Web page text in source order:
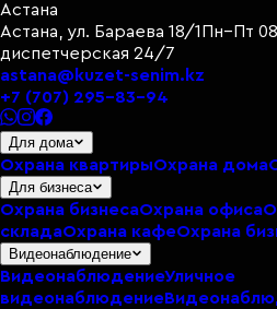
Астана
Астана, ул. Бараева 18/1 Пн–Пт
диспетчерская 24/7
astana@kuzet-senim.kz
+7 (707) 295-83-94
Для дома
Охрана квартирыОхрана дома
Для бизнеса
Охрана бизнесаОхрана офиса
складаОхрана кафеОхрана
Видеонаблюдение
ВидеонаблюдениеУличное
видеонаблюдение